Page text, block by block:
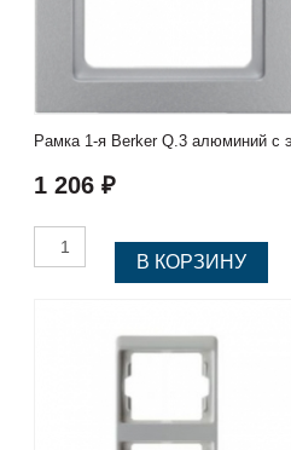
Рамка 1-я Berker Q.3 алюминий с
1 206 ₽